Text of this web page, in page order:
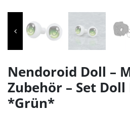
Nendoroid Doll –
Zubehör – Set Doll
*Grün*